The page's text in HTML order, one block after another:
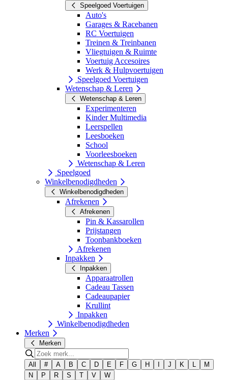
Speelgoed Voertuigen
Auto's
Garages & Racebanen
RC Voertuigen
Treinen & Treinbanen
Vliegtuigen & Ruimte
Voertuig Accesoires
Werk & Hulpvoertuigen
Speelgoed Voertuigen
Wetenschap & Leren
Wetenschap & Leren
Experimenteren
Kinder Multimedia
Leerspellen
Leesboeken
School
Voorleesboeken
Wetenschap & Leren
Speelgoed
Winkelbenodigdheden
Winkelbenodigdheden
Afrekenen
Afrekenen
Pin & Kassarollen
Prijstangen
Toonbankboeken
Afrekenen
Inpakken
Inpakken
Apparaatrollen
Cadeau Tassen
Cadeaupapier
Krullint
Inpakken
Winkelbenodigdheden
Merken
Merken
All # A B C D E F G H J K L
M
N
P R S T V W